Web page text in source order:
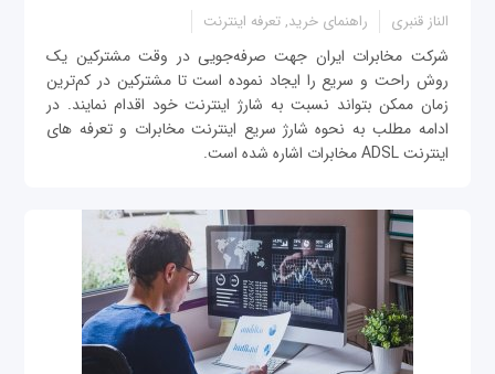
الناز قنبری راهنمای خرید, تعرفه اینترنت
شرکت مخابرات ایران جهت صرفه‌جويی در وقت مشترکین يک
روش راحت و سریع را ایجاد نموده است تا مشترکین در كم‌ترين
زمان ممكن بتواند نسبت به شارژ اينترنت خود اقدام نمايند. در
ادامه مطلب به نحوه شارژ سریع اینترنت مخابرات و تعرفه های
اینترنت ADSL مخابرات اشاره شده است.